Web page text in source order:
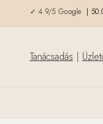
✓ 4.9/5 Google |
Tanácsadás |